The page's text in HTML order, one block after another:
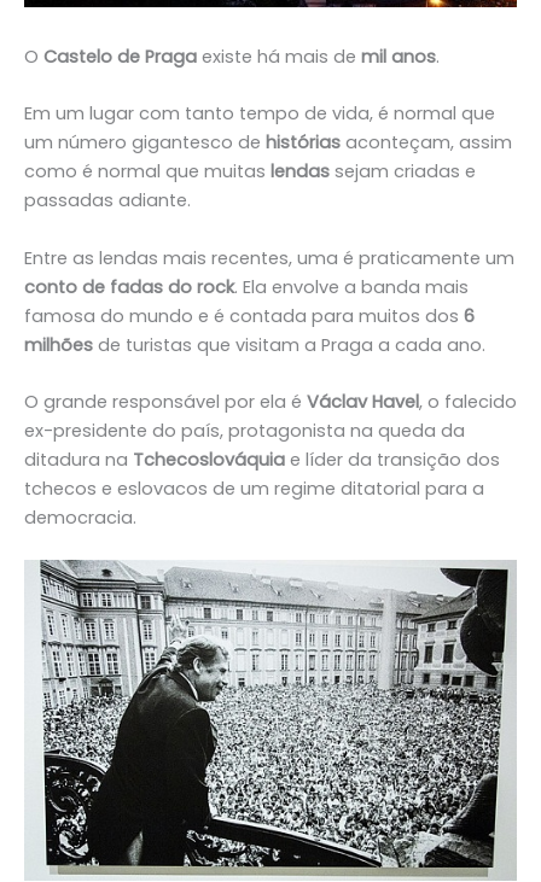
O Castelo de Praga existe há mais de mil anos.
Em um lugar com tanto tempo de vida, é normal que
um número gigantesco de histórias aconteçam, assim
como é normal que muitas lendas sejam criadas e
passadas adiante.
Entre as lendas mais recentes, uma é praticamente um
conto de fadas do rock. Ela envolve a banda mais
famosa do mundo e é contada para muitos dos 6
milhões de turistas que visitam a Praga a cada ano.
O grande responsável por ela é Václav Havel, o falecido
ex-presidente do país, protagonista na queda da
ditadura na Tchecoslováquia e líder da transição dos
tchecos e eslovacos de um regime ditatorial para a
democracia.